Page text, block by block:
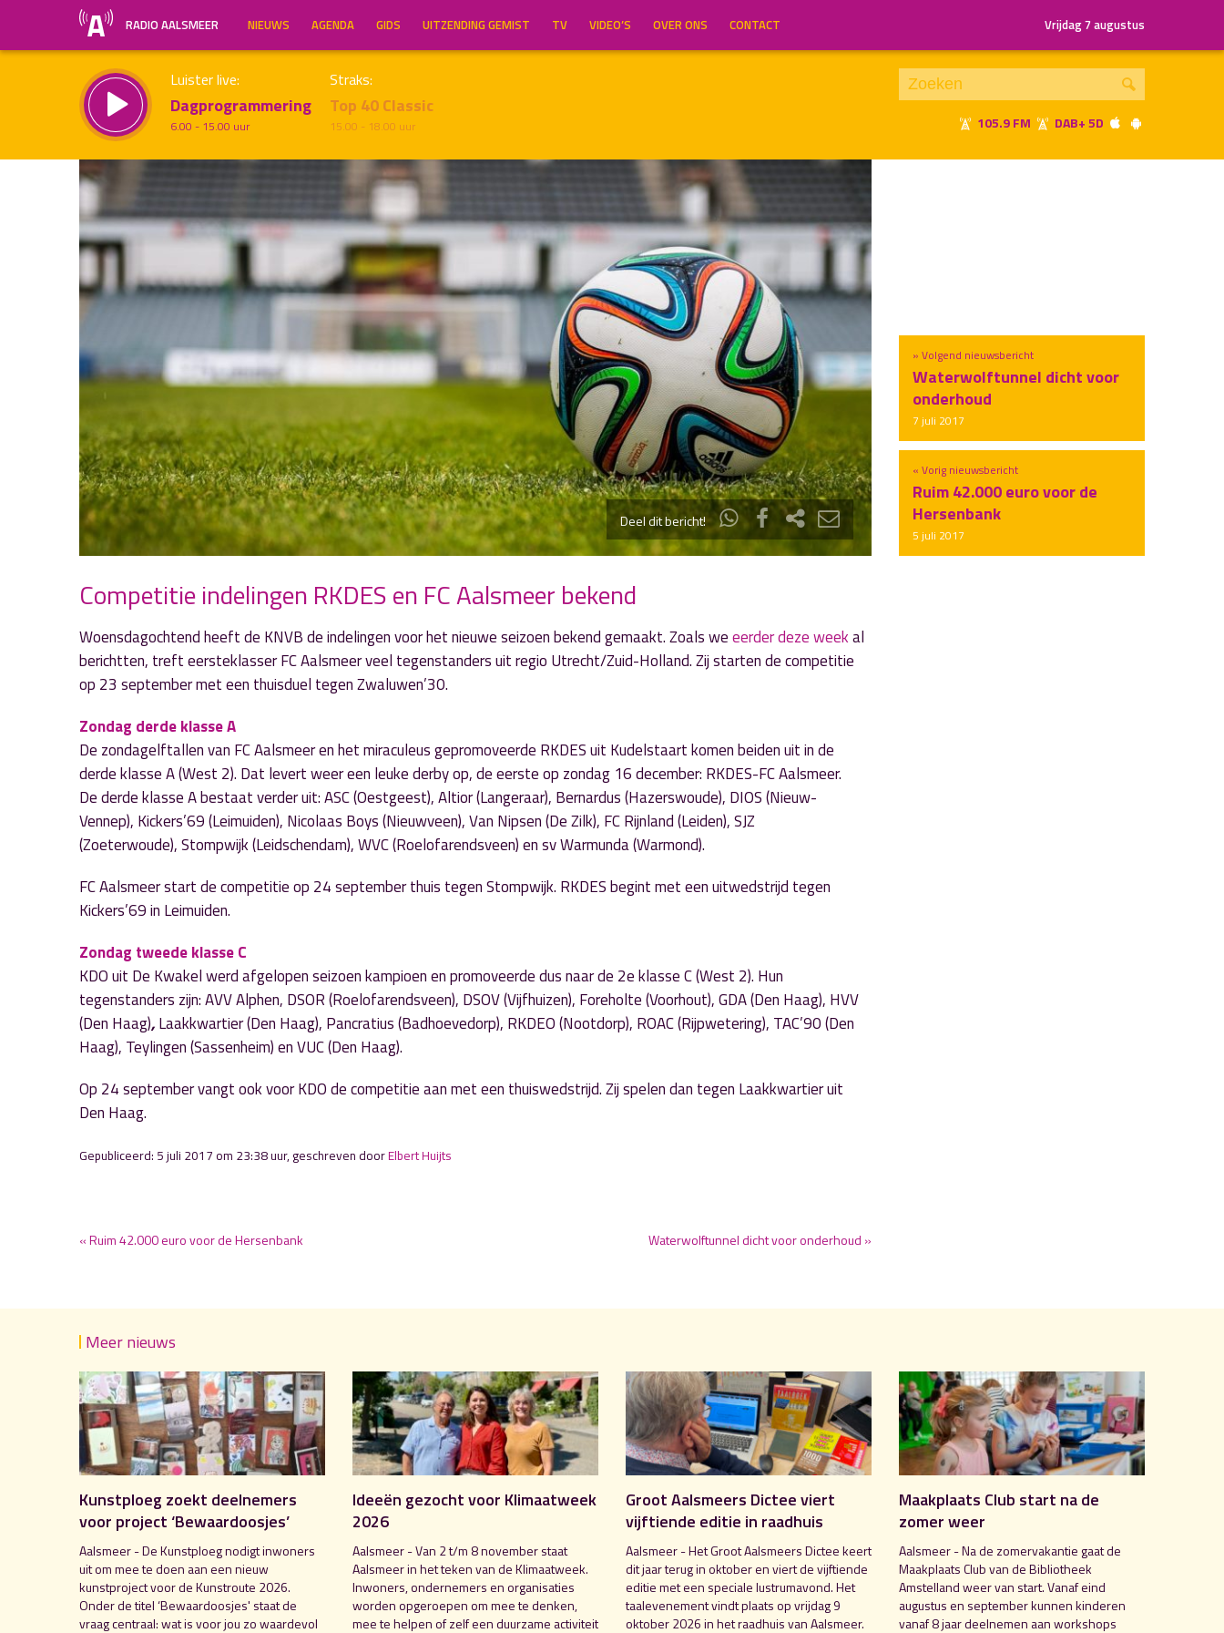
RADIO AALSMEER NIEUWS AGENDA GIDS UITZENDING GEMIST TV VIDEO’S OVER ONS CONTACT Vrijdag 7 augustus
Luister live:
Dagprogrammering
6.00 - 15.00 uur
Straks:
Top 40 Classic
15.00 - 18.00 uur 105.9 FM DAB+ 5D
Inklappen
Deel dit bericht!
« Vorig nieuwsbericht
Ruim 42.000 euro voor de
Hersenbank
5 juli 2017
» Volgend nieuwsbericht
Waterwolftunnel dicht voor
onderhoud
7 juli 2017
Competitie indelingen RKDES en FC Aalsmeer bekend
Woensdagochtend heeft de KNVB de indelingen voor het nieuwe seizoen bekend gemaakt. Zoals weeerder deze weekal
berichtten, treft eersteklasser FC Aalsmeer veel tegenstanders uit regio Utrecht/Zuid-Holland. Zij starten de competitie
op 23 september met een thuisduel tegen Zwaluwen’30.
Zondag derde klasse A
De zondagelftallen van FC Aalsmeer en het miraculeus gepromoveerde RKDES uit Kudelstaart komen beiden uit in de
derde klasse A (West 2). Dat levert weer een leuke derby op, de eerste op zondag 16 december: RKDES-FC Aalsmeer.
De derde klasse A bestaat verder uit: ASC (Oestgeest), Altior (Langeraar), Bernardus (Hazerswoude), DIOS (Nieuw-
Vennep), Kickers’69 (Leimuiden), Nicolaas Boys (Nieuwveen), Van Nipsen (De Zilk), FC Rijnland (Leiden), SJZ
(Zoeterwoude), Stompwijk (Leidschendam), WVC (Roelofarendsveen) en sv Warmunda (Warmond).
FC Aalsmeer start de competitie op 24 september thuis tegen Stompwijk. RKDES begint met een uitwedstrijd tegen
Kickers’69 in Leimuiden.
Zondag tweede klasse C
KDO uit De Kwakel werd afgelopen seizoen kampioen en promoveerde dus naar de 2e klasse C (West 2). Hun
tegenstanders zijn: AVV Alphen, DSOR (Roelofarendsveen), DSOV (Vijfhuizen), Foreholte (Voorhout), GDA (Den Haag), HVV
(Den Haag),Laakkwartier (Den Haag), Pancratius (Badhoevedorp), RKDEO (Nootdorp), ROAC (Rijpwetering), TAC’90 (Den
Haag), Teylingen (Sassenheim) en VUC (Den Haag).
Op 24 september vangt ook voor KDO de competitie aan met een thuiswedstrijd. Zij spelen dan tegen Laakkwartier uit
Den Haag.
Gepubliceerd: 5 juli 2017 om 23:38 uur, geschreven doorElbert Huijts
« Ruim 42.000 euro voor de Hersenbank Waterwolftunnel dicht voor onderhoud »
Meer nieuws
Kunstploeg zoekt deelnemers
voor project ‘Bewaardoosjes’
Aalsmeer - De Kunstploeg nodigt inwoners
uit om mee te doen aan een nieuw
kunstproject voor de Kunstroute 2026.
Onder de titel ‘Bewaardoosjes' staat de
vraag centraal: wat is voor jou zo waardevol
Ideeën gezocht voor Klimaatweek
2026
Aalsmeer - Van 2 t/m 8 november staat
Aalsmeer in het teken van de Klimaatweek.
Inwoners, ondernemers en organisaties
worden opgeroepen om mee te denken,
mee te helpen of zelf een duurzame activiteit
Groot Aalsmeers Dictee viert
vijftiende editie in raadhuis
Aalsmeer - Het Groot Aalsmeers Dictee keert
dit jaar terug in oktober en viert de vijftiende
editie met een speciale lustrumavond. Het
taalevenement vindt plaats op vrijdag 9
oktober 2026 in het raadhuis van Aalsmeer.
Maakplaats Club start na de
zomer weer
Aalsmeer - Na de zomervakantie gaat de
Maakplaats Club van de Bibliotheek
Amstelland weer van start. Vanaf eind
augustus en september kunnen kinderen
vanaf 8 jaar deelnemen aan workshops